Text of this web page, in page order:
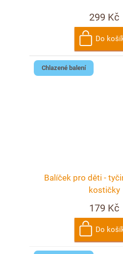
299 Kč
Do
Chlazené balení
Balíček pro děti -
kostičky
179 Kč
Do